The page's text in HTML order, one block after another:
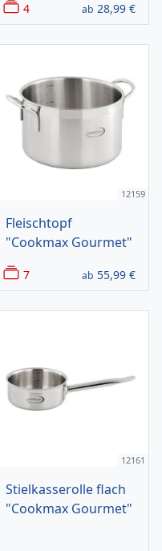
4 ab 28,99 €
12159
Fleischtopf
"Cookmax Gourmet"
7 ab 55,99 €
12161
Stielkasserolle flach
"Cookmax Gourmet"